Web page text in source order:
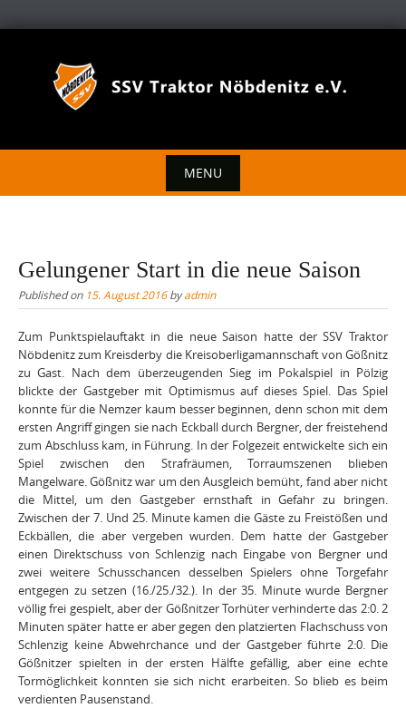
MENU
content
Gelungener Start in die neue Saison
Published on 15. August 2016byadmin
Zum Punktspielauftakt in die neue Saison hatte der SSV Traktor
Nöbdenitz zum Kreisderby die Kreisoberligamannschaft von Gößnitz
zu Gast. Nach dem überzeugenden Sieg im Pokalspiel in Pölzig
blickte der Gastgeber mit Optimismus auf dieses Spiel. Das Spiel
konnte für die Nemzer kaum besser beginnen, denn schon mit dem
ersten Angriff gingen sie nach Eckball durch Bergner, der freistehend
zum Abschluss kam, in Führung. In der Folgezeit entwickelte sich ein
Spiel zwischen den Strafräumen, Torraumszenen blieben
Mangelware. Gößnitz war um den Ausgleich bemüht, fand aber nicht
die Mittel, um den Gastgeber ernsthaft in Gefahr zu bringen.
Zwischen der 7. Und 25. Minute kamen die Gäste zu Freistößen und
Eckbällen, die aber vergeben wurden. Dem hatte der Gastgeber
einen Direktschuss von Schlenzig nach Eingabe von Bergner und
zwei weitere Schusschancen desselben Spielers ohne Torgefahr
entgegen zu setzen (16./25./32.). In der 35. Minute wurde Bergner
völlig frei gespielt, aber der Gößnitzer Torhüter verhinderte das 2:0. 2
Minuten später hatte er aber gegen den platzierten Flachschuss von
Schlenzig keine Abwehrchance und der Gastgeber führte 2:0. Die
Gößnitzer spielten in der ersten Hälfte gefällig, aber eine echte
Tormöglichkeit konnten sie sich nicht erarbeiten. So blieb es beim
verdienten Pausenstand.